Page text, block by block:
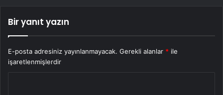
Bir yanıt yazın
E-posta adresiniz yayınlanmayacak. Gerekli alanlar * ile
işaretlenmişlerdir